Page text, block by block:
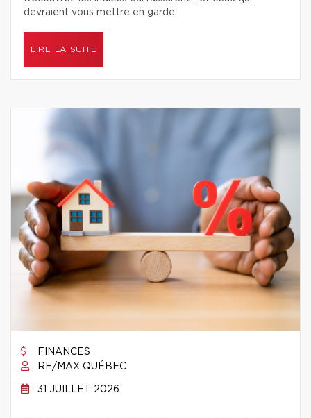
devraient vous mettre en garde.
LIRE LA SUITE
FINANCES
RE/MAX QUÉBEC
31 JUILLET 2026